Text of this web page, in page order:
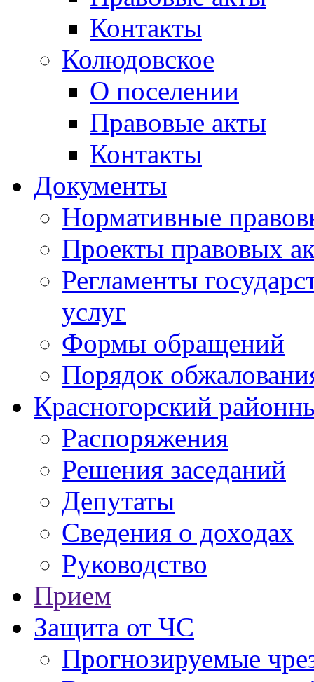
Контакты
Колюдовское
О поселении
Правовые акты
Контакты
Документы
Нормативные
Проекты правовых
Регламенты
услуг
Формы обращений
Порядок
Красногорский
Распоряжения
Решения заседаний
Депутаты
Сведения о доходах
Руководство
Прием
Защита от ЧС
Прогнозируемые